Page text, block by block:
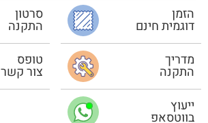
הזמן
דוגמית חינם
סרטון
התקנה
מדריך
התקנה
טופס
צור קשר
ייעוץ
בווטסאפ